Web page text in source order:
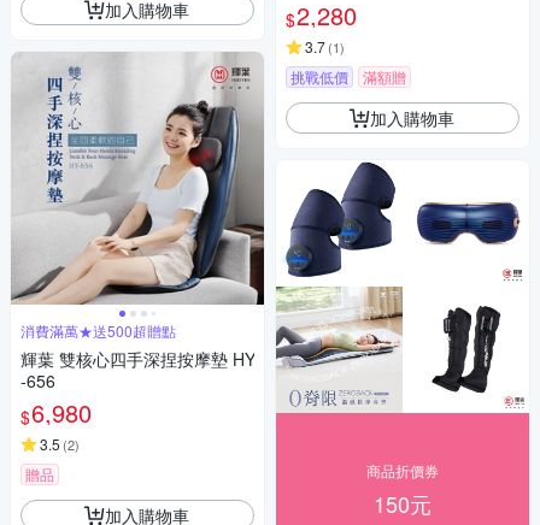
加入購物車
消費滿萬★送500超贈點
輝葉 雙核心四手深捏按摩墊 HY
-656
$6,980
3.5 (2)
贈品
加入購物車
$2,280
3.7(1)
挑戰低價 滿額贈
加入購物車
商品折價券
150元